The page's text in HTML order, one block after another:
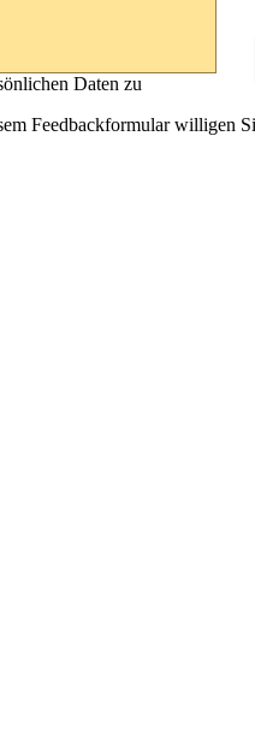
Daten zu
Feedbackformular willigen